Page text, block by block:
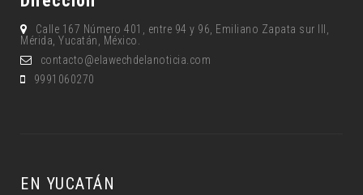
Calle 167 Número 401, entre 94 y 96, Emiliano Zapata sur lll,
Mérida, Yucatán, México.
contacto@elawechdelanoticia.com
9991060270
EN YUCATÁN